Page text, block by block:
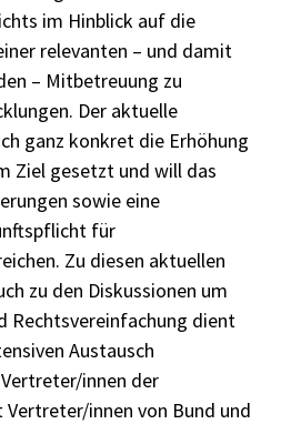
im Hinblick auf die
relevanten – und damit
– Mitbetreuung zu
Der aktuelle
ganz konkret die Erhöhung
Ziel gesetzt und will das
sowie eine
für
Zu diesen aktuellen
zu den Diskussionen um
Rechtsvereinfachung dient
Austausch
innen der
innen von Bund und